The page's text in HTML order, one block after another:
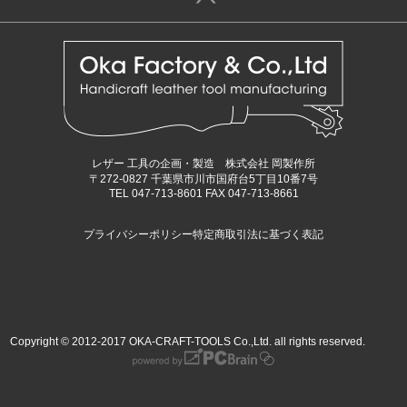
レザー 工具の企画・製造 株式会社 岡製作所
〒272-0827 千葉県市川市国府台5丁目10番7号
TEL 047-713-8601 FAX 047-713-8661
プライバシーポリシー特定商取引法に基づく表記
Copyright © 2012-2017 OKA-CRAFT-TOOLS Co.,Ltd. all rights reserved.